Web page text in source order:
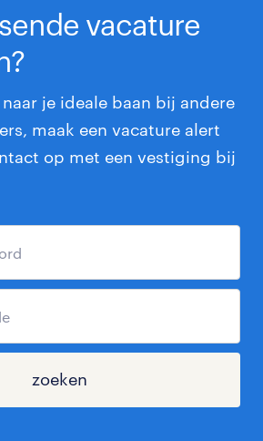
vacature
je ideale baan bij andere
maak een vacature alert
op met een vestiging bij
zoeken